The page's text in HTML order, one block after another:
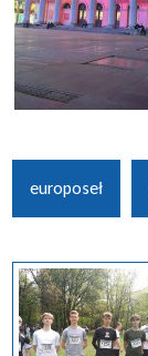
europoseł